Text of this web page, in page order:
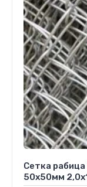
Сетка
50х50мм